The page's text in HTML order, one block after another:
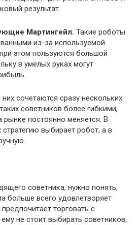
результат.
Мартингейл. Такие роботы
из-за используемой
этом пользуются большой
в умелых руках могут
них сочетаются сразу нескольких
советников более гибкими,
рынке постоянно меняется. В
выбирает робот, а в
советника, нужно понять,
больше всего удовлетворяет
торговать с
не стоит выбирать советников,